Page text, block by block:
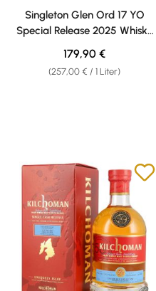
Singleton Glen Ord 17 YO
Special Release 2025 Whisky
55,5% vol. 0,70l
(257,00 € / 1 Liter)
Regulärer Preis:
179,90 €